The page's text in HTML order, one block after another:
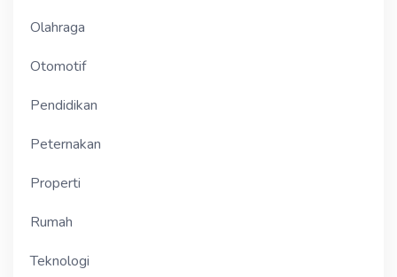
Olahraga
Otomotif
Pendidikan
Peternakan
Properti
Rumah
Teknologi